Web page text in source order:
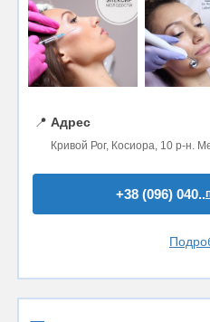
📍 Адрес
Кривой Рог, Косиора, 10 р-н.
+38 (096) 040..